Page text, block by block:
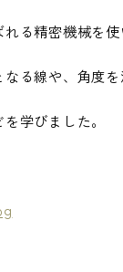
る精密機械を使
る線や、角度を
学びました。